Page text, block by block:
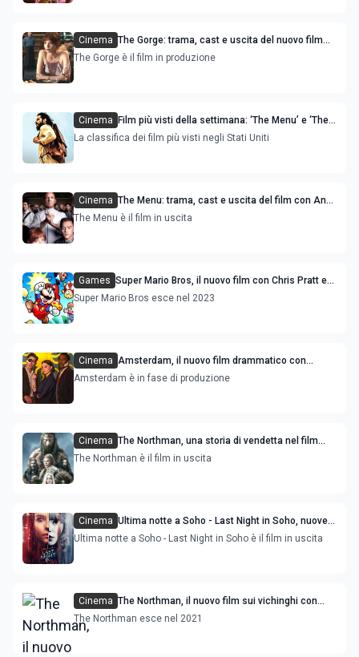
Cinema The Gorge: trama, cast e uscita del nuovo film
con Anya Taylor-Joy e Miles Teller
The Gorge è il film in produzione
Cinema
Film più visti della settimana: ‘The Menu’ e ‘The
Chosen’ sono le novità
La classifica dei film più visti negli Stati Uniti
Cinema The Menu: trama, cast e uscita del film con Anya
Taylor-Joy e Nicholas Hoult
The Menu è il film in uscita
Games Super Mario Bros, il nuovo film con Chris Pratt e
Anya Taylor-Joy
Super Mario Bros esce nel 2023
Cinema Amsterdam, il nuovo film drammatico con
Robert de Niro e Margot Robbie
Amsterdam è in fase di produzione
Cinema The Northman, una storia di vendetta nel film
con Alexander Skarsgård: immagini dal set
The Northman è il film in uscita
Cinema Ultima notte a Soho - Last Night in Soho, nuove
immagini del film horror con Anya Taylor-Joy
Ultima notte a Soho - Last Night in Soho è il film in uscita
Cinema The Northman, il nuovo film sui vichinghi con
Anya Taylor-Joy e Nicole Kidman
The Northman esce nel 2021